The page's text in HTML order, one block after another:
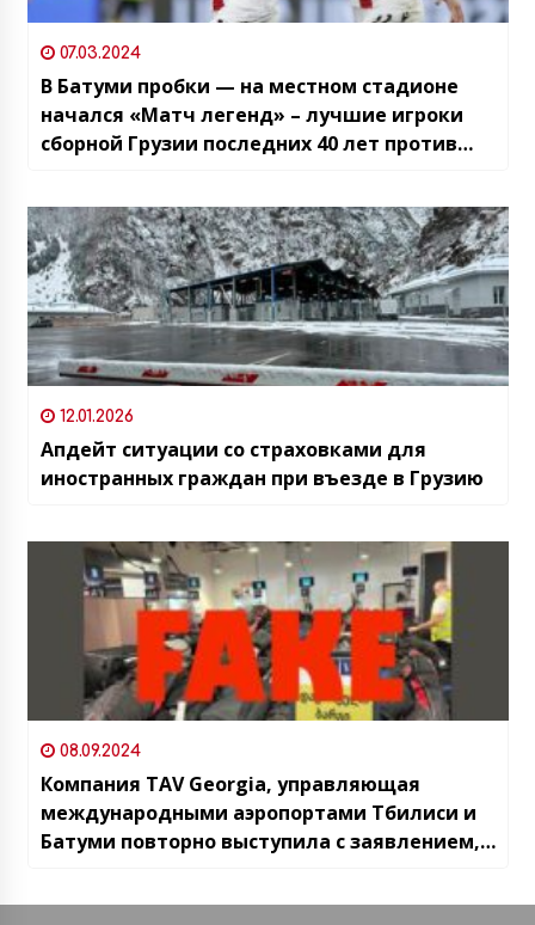
07.03.2024
В Батуми пробки — на местном стадионе
начался «Матч легенд» – лучшие игроки
сборной Грузии последних 40 лет против
12.01.2026
Апдейт ситуации со страховками для
иностранных граждан при въезде в Грузию
08.09.2024
Компания TAV Georgia, управляющая
международными аэропортами Тбилиси и
Батуми повторно выступила с заявлением,
утерянный багаж на аукционах